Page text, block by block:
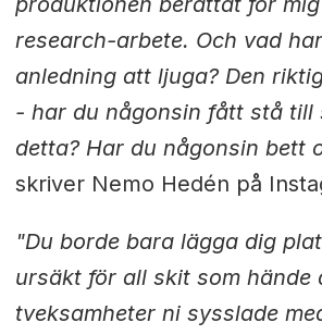
research-arbete. Och vad
anledning att ljuga? Den
- har du någonsin fått stå till
detta? Har du någonsin bett
skriver Nemo Hedén på
"Du borde bara lägga dig
ursäkt för all skit som hände
tveksamheter ni sysslade